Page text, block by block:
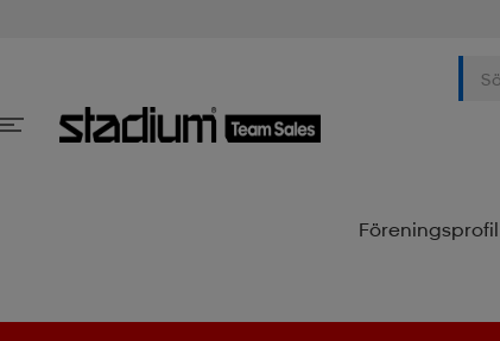
Föreningsprofil